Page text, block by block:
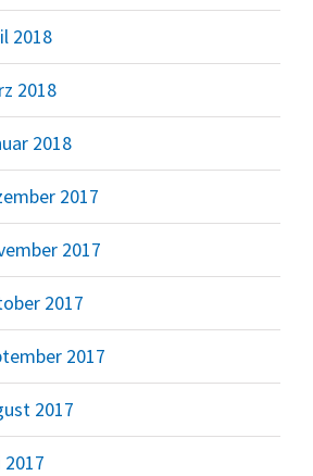
2018
2018
2018
2017
2017
2017
2017
2017
2017